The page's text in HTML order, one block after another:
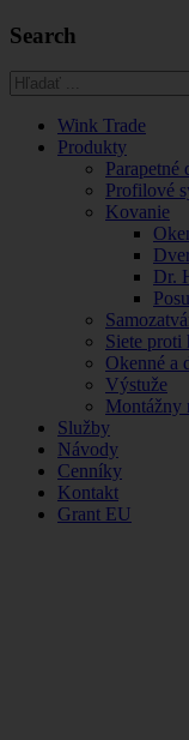
Search
Wink Trade
Produkty
Parapetné
Profilové
Kovanie
Dr.
Siete proti
Okenné a
Výstuže
Montážny
Služby
Návody
Cenníky
Kontakt
Grant EU